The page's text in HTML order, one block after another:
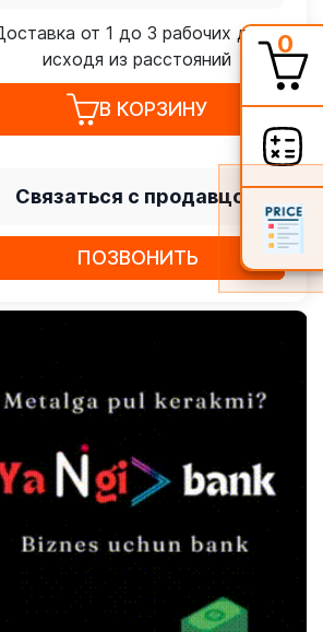
от 1 до 3 рабочих дней,
исходя из расстояний
В КОРЗИНУ
Связаться с продавцом
ПОЗВОНИТЬ
0